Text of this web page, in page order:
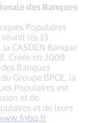
des Banques
Populaires
les 13
CASDEN Banque
Créée en 2009
Banques
Groupe BPCE, la
Populaires est
et de
et de leurs